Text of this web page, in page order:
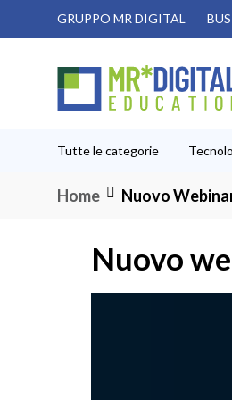
Salta
GRUPPO MR DIGITAL
Tutte le categorie
Home Nuovo
Nuovo